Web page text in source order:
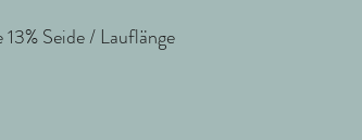
Seide / Lauflänge